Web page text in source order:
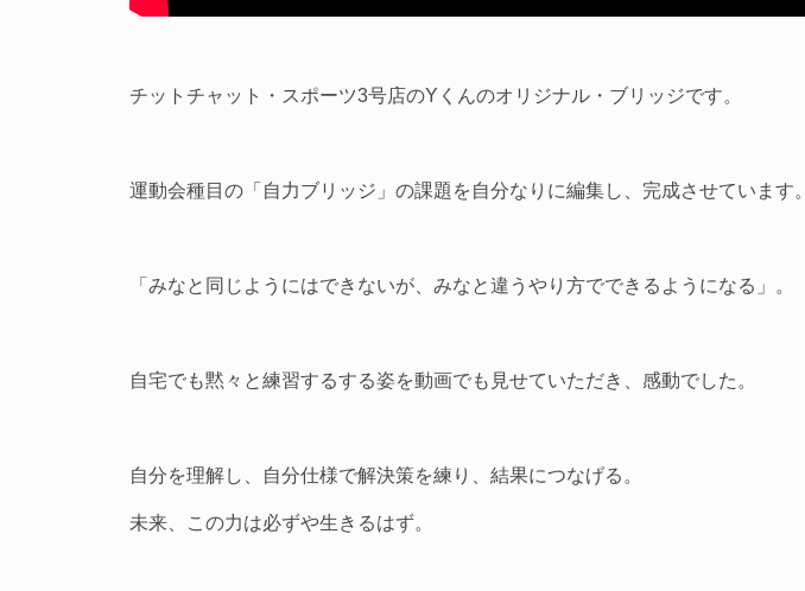
チットチャット・スポーツ3号店のYくんのオリジナル・ブリッジです。
運動会種目の「自力ブリッジ」の課題を自分なりに編集し、完成させています。
「みなと同じようにはできないが、みなと違うやり方でできるようになる」。
自宅でも黙々と練習するする姿を動画でも見せていただき、感動でした。
自分を理解し、自分仕様で解決策を練り、結果につなげる。
未来、この力は必ずや生きるはず。